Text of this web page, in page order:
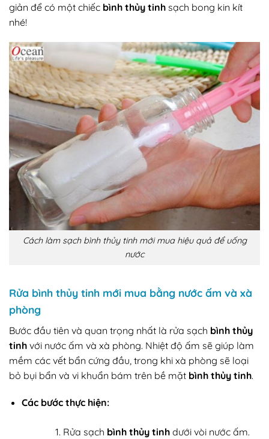
giản để có một chiếc bình thủy tinh sạch bong kin kít
nhé!
Cách làm sạch bình thủy tinh mới mua hiệu quả để uống
nước
Rửa bình thủy tinh mới mua bằng nước ấm và xà
phòng
Bước đầu tiên và quan trọng nhất là rửa sạch bình thủy
tinh với nước ấm và xà phòng. Nhiệt độ ấm sẽ giúp làm
mềm các vết bẩn cứng đầu, trong khi xà phòng sẽ loại
bỏ bụi bẩn và vi khuẩn bám trên bề mặt bình thủy tinh.
Các bước thực hiện:
Rửa sạch bình thủy tinhdưới vòi nước ấm.